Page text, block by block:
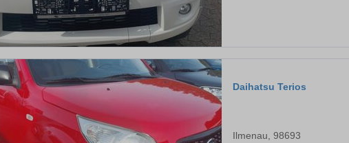
Daihatsu Terios
Ilmenau, 98693